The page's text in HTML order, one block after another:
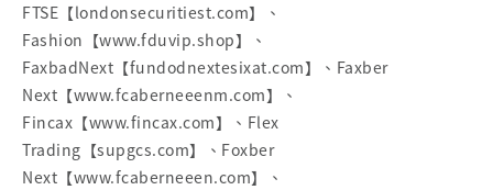
FTSE【londonsecuritiest.com】、
Fashion【www.fduvip.shop】、
FaxbadNext【fundodnextesixat.com】、Faxber
Next【www.fcaberneeenm.com】、
Fincax【www.fincax.com】、Flex
Trading【supgcs.com】、Foxber
Next【www.fcaberneeen.com】、